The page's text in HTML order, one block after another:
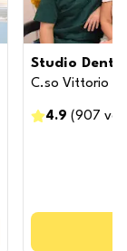
Studio
C.so Vittorio
4.9 (907